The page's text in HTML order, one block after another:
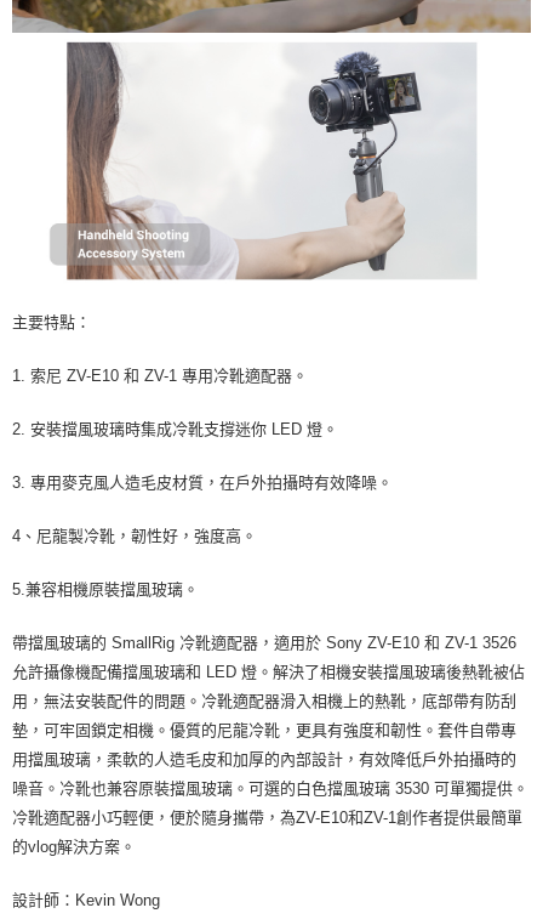
【注意事項】
１．透過由恩沛科技股份有限公司提供之「AFTEE先享後付」服務完成之交
易，需依本服務之必要範圍內提供個人資料，並將交易相關給付款項請求債
權轉讓予恩沛科技股份有限公司。
２．關於個人資料處理事宜，請瀏覽以下網址：
https://aftee.tw/terms/#terms3
３．未成年的使用者請事先徵得法定代理人或監護人之同意方可使用
「AFTEE先享後付」，若未經同意申辦者引起之損失，本公司不負相關責
４．使用「AFTEE先享後付」時，將依據個別帳號之用戶狀況，依本公司即
時審查核予不同之上限額度；若仍有額度不足之情形，本公司將視審查結果
請求用戶進行身份認證。
恩沛科技股份有限公司將有權停止該用戶之使用額度並採取法律行動。
付款後門市自取
免運費
主要特點：
1. 索尼 ZV-E10 和 ZV-1 專用冷靴適配器。
2. 安裝擋風玻璃時集成冷靴支撐迷你 LED 燈。
3. 專用麥克風人造毛皮材質，在戶外拍攝時有效降噪。
4、尼龍製冷靴，韌性好，強度高。
5.兼容相機原裝擋風玻璃。
帶擋風玻璃的 SmallRig 冷靴適配器，適用於 Sony ZV-E10 和 ZV-1 3526
允許攝像機配備擋風玻璃和 LED 燈。解決了相機安裝擋風玻璃後熱靴被佔
用，無法安裝配件的問題。冷靴適配器滑入相機上的熱靴，底部帶有防刮
墊，可牢固鎖定相機。優質的尼龍冷靴，更具有強度和韌性。套件自帶專
用擋風玻璃，柔軟的人造毛皮和加厚的內部設計，有效降低戶外拍攝時的
噪音。冷靴也兼容原裝擋風玻璃。可選的白色擋風玻璃 3530 可單獨提供。
冷靴適配器小巧輕便，便於隨身攜帶，為ZV-E10和ZV-1創作者提供最簡單
的vlog解決方案。
設計師：Kevin Wong